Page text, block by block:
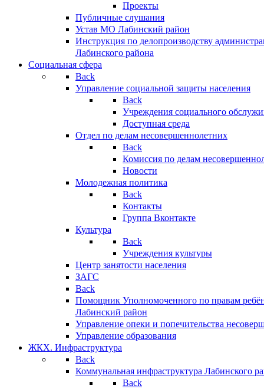
Проекты
Публичные слушания
Устав МО Лабинский район
Инструкция по делопроизводству
Лабинского района
Социальная сфера
Back
Управление социальной защиты населения
Back
Учреждения социального
Доступная среда
Отдел по делам несовершеннолетних
Back
Комиссия по делам
Новости
Молодежная политика
Back
Контакты
Группа Вконтакте
Культура
Back
Учреждения культуры
Центр занятости населения
ЗАГС
Back
Помощник Уполномоченного по правам
Лабинский район
Управление опеки и попечительства
Управление образования
ЖКХ. Инфраструктура
Back
Коммунальная инфраструктура Лабинского
Back